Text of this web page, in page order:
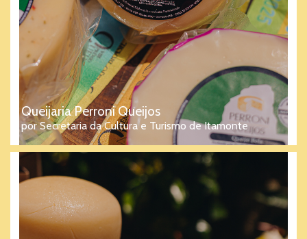
Queijaria Perroni Queijos
por Secretaria da Cultura e Turismo de Itamonte